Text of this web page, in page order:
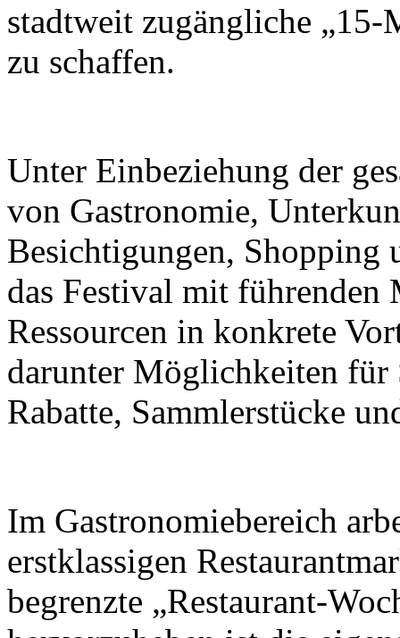
stadtweit zugängliche
zu schaffen.
Unter Einbeziehung der
von Gastronomie,
Besichtigungen, Shopping
das Festival mit führenden
Ressourcen in konkrete
darunter Möglichkeiten
Rabatte, Sammlerstücke
Im Gastronomiebereich
erstklassigen
begrenzte „Restaurant-